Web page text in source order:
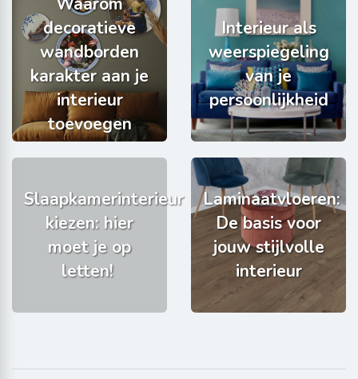
decoratieve
wandborden
karakter aan je
interieur
toevoegen
Interieur als
weerspiegeling
van je
persoonlijkheid
Slaapkamerinterieur
kiezen: hier
moet je op
letten!
Laminaatvloeren:
De basis voor
jouw stijlvolle
interieur